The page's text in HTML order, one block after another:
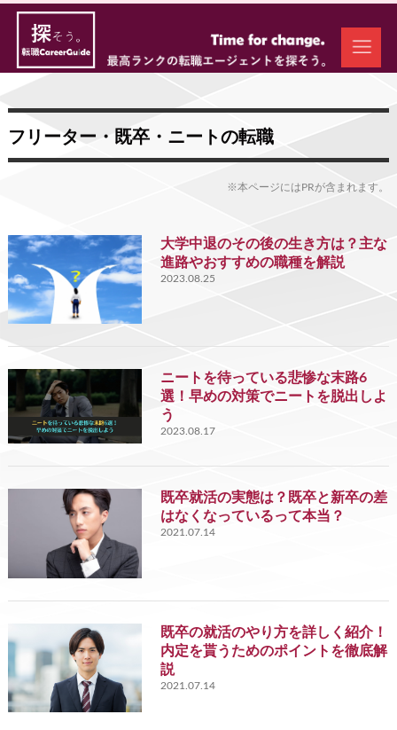
フリーター・既卒・ニートの転職
※本ページにはPRが含まれます。
大学中退のその後の生き方は？主な
進路やおすすめの職種を解説
2023.08.25
ニートを待っている悲惨な末路6
選！早めの対策でニートを脱出しよ
う
2023.08.17
既卒就活の実態は？既卒と新卒の差
はなくなっているって本当？
2021.07.14
既卒の就活のやり方を詳しく紹介！
内定を貰うためのポイントを徹底解
説
2021.07.14